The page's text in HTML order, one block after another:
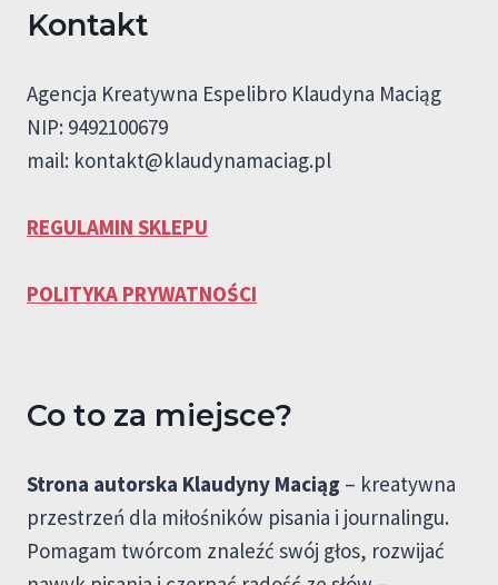
Kontakt
Agencja Kreatywna Espelibro Klaudyna Maciąg
NIP: 9492100679
mail: kontakt@klaudynamaciag.pl
REGULAMIN SKLEPU
POLITYKA PRYWATNOŚCI
Co to za miejsce?
Strona autorska Klaudyny Maciąg – kreatywna
przestrzeń dla miłośników pisania i journalingu.
Pomagam twórcom znaleźć swój głos, rozwijać